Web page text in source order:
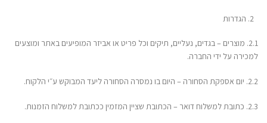
הגדרות
2.1. מוצרים – בגדים, נעליים, תיקים וכל פריט או אביזר המופיעים באתר ומוצעים
למכירה על ידי החברה.
2.2. יום אספקת הסחורה – היום בו נמסרה הסחורה ליעד המבוקש ע״י הלקוח.
2.3. כתובת למשלוח דואר – הכתובת שציין המזמין ככתובת למשלוח הזמנות.